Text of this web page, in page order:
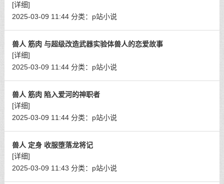
[详细]
2025-03-09 11:44 分类： p站小说
兽人 筋肉 与超级改造武器实验体兽人的恋爱故事
[详细]
2025-03-09 11:44 分类： p站小说
兽人 筋肉 陷入爱河的神职者
[详细]
2025-03-09 11:44 分类： p站小说
兽人 定身 收服堕落龙将记
[详细]
2025-03-09 11:43 分类： p站小说